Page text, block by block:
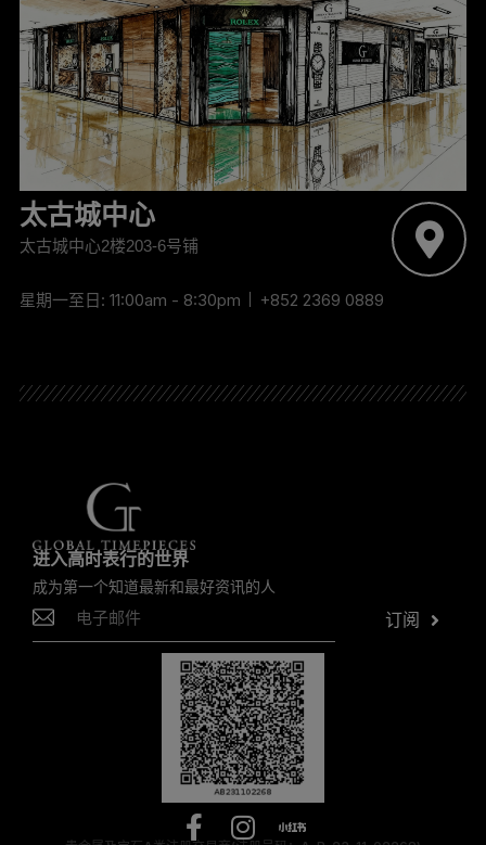
‬太古城中心
太古城中心2楼203-6号铺
星期一至日: 11:00am - 8:30pm +852 2369 0889
进入高时表行的世界
成为第一个知道最新和最好资讯的人
订阅